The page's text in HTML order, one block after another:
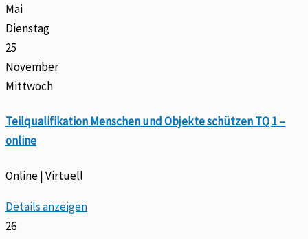
Mai
Dienstag
25
November
Mittwoch
Teilqualifikation Menschen und Objekte schützen TQ 1 –
online
Online | Virtuell
Details anzeigen
26